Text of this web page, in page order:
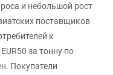
и небольшой рост
поставщиков
к
за тонну по
Покупатели